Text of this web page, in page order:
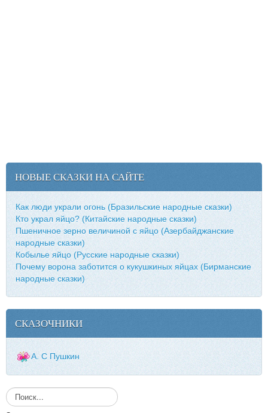
НОВЫЕ СКАЗКИ НА САЙТЕ
Как люди украли огонь (Бразильские народные сказки)
Кто украл яйцо? (Китайские народные сказки)
Пшеничное зерно величиной с яйцо (Азербайджанские
народные сказки)
Кобылье яйцо (Русские народные сказки)
Почему ворона заботится о кукушкиных яйцах (Бирманские
народные сказки)
СКАЗОЧНИКИ
А. С Пушкин
И
с